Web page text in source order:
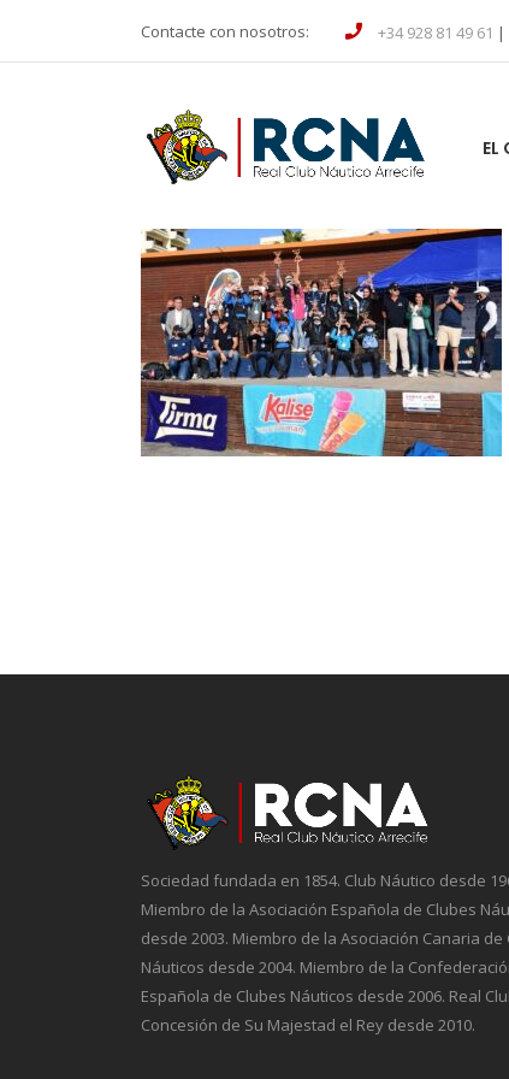
Contacte con nosotros: +34 928 81 49 61 |
EL
Sociedad fundada en 1854. Club Náutico desde
Miembro de la Asociación Española de Clubes
desde 2003. Miembro de la Asociación Canaria de
Náuticos desde 2004. Miembro de la
Española de Clubes Náuticos desde 2006. Real
Concesión de Su Majestad el Rey desde 2010.